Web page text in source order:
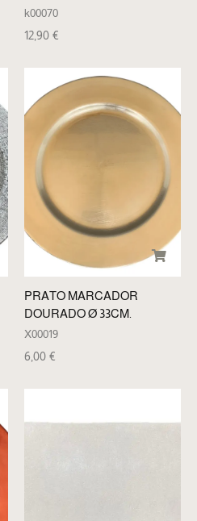
k00070
12,90 €
PRATO MARCADOR
DOURADO Ø 33CM.
X00019
6,00 €